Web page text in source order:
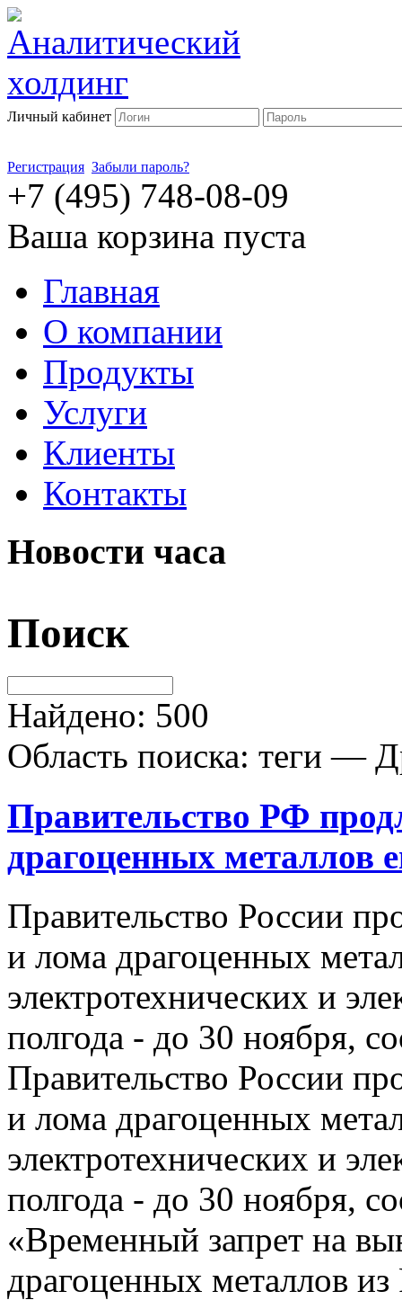
Личный кабинет
Регистрация Забыли пароль?
+7 (495) 748-08-09
Ваша корзина пуста
Главная
О компании
Продукты
Услуги
Клиенты
Контакты
Новости часа
Поиск
Найдено: 500
Область поиска: теги —
Правительство РФ
драгоценных металлов
Правительство России
и лома драгоценных
электротехнических и
полгода - до 30 ноября,
Правительство России
и лома драгоценных
электротехнических и
полгода - до 30 ноября,
«Временный запрет на
драгоценных металлов